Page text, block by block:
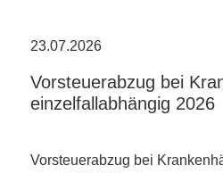
23.07.2026
Vorsteuerabzug bei
einzelfallabhängig 2026
Vorsteuerabzug bei